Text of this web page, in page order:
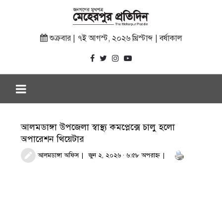
শুক্রবার | ৭ই আগস্ট, ২০২৬ খ্রিস্টাব্দ | বর্ষাকাল
আলমডাঙ্গা উপজেলা স্বাস্থ্য কমপ্লেক্সে চালু হলো
অপারেশন থিয়েটার
আলমডাঙ্গা অফিস জুন ২, ২০২৬ · ৬:৫৮ অপরাহ্ণ